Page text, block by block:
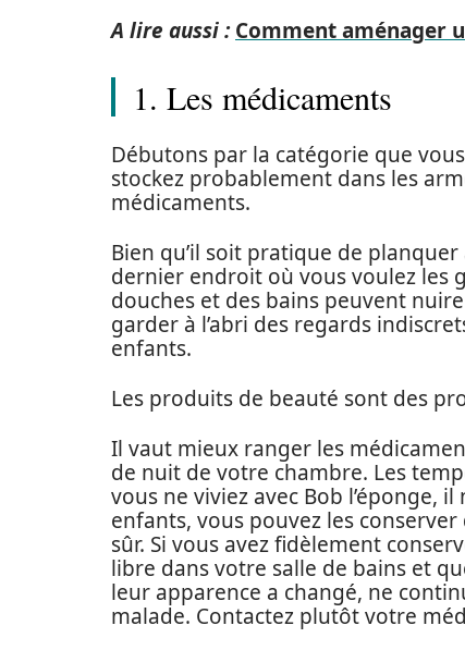
A lire aussi : Comment aménager
1. Les médicaments
Débutons par la catégorie que
stockez probablement dans les
médicaments.
Bien qu’il soit pratique de
dernier endroit où vous voulez les
douches et des bains peuvent
garder à l’abri des regards
enfants.
Les produits de beauté sont des
Il vaut mieux ranger les
de nuit de votre chambre. Les
vous ne viviez avec Bob l’éponge,
enfants, vous pouvez les
sûr. Si vous avez fidèlement
libre dans votre salle de bains et
leur apparence a changé, ne
malade. Contactez plutôt votre